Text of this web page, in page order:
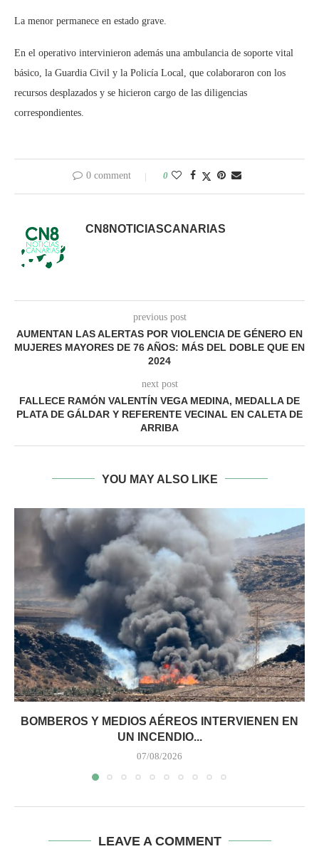
La menor permanece en estado grave.
En el operativo intervinieron además una ambulancia de soporte vital
básico, la Guardia Civil y la Policía Local, que colaboraron con los
recursos desplazados y se hicieron cargo de las diligencias
correspondientes.
0 comment 0
CN8NOTICIASCANARIAS
previous post
AUMENTAN LAS ALERTAS POR VIOLENCIA DE GÉNERO EN
MUJERES MAYORES DE 76 AÑOS: MÁS DEL DOBLE QUE EN
2024
next post
FALLECE RAMÓN VALENTÍN VEGA MEDINA, MEDALLA DE
PLATA DE GÁLDAR Y REFERENTE VECINAL EN CALETA DE
ARRIBA
YOU MAY ALSO LIKE
BOMBEROS Y MEDIOS AÉREOS INTERVIENEN EN
UN INCENDIO...
07/08/2026
LEAVE A COMMENT